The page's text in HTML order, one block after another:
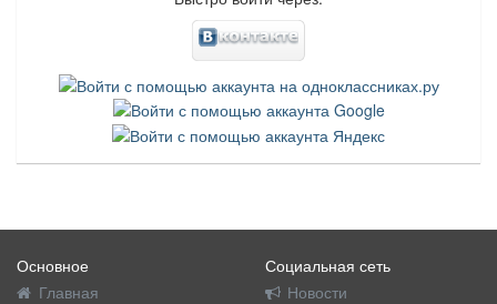
Основное
Главная
Социальная сеть
Новости